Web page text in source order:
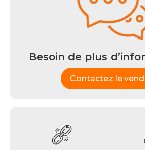
Besoin de plus
Contactez le